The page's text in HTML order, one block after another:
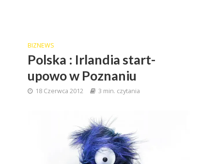
BIZNEWS
Polska : Irlandia start-
upowo w Poznaniu
18 Czerwca 2012 3 min. czytania